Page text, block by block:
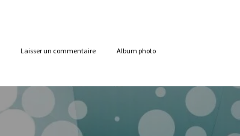
Laisser un commentaire
Album photo